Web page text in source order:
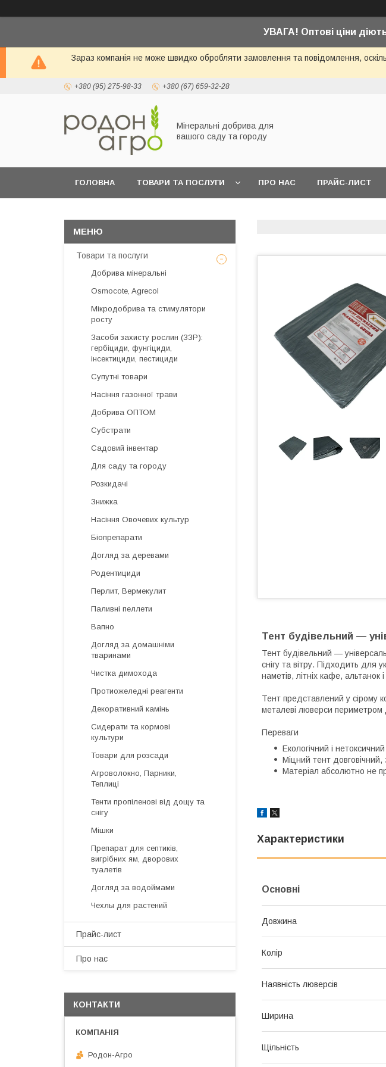
УВАГА! Оптові ціни
Зараз компанія не може швидко обробляти замовлення та повідомлення,
+380 (95) 275-98-33 +380 (67) 659-32-28
Мінеральні добрива для
вашого саду та городу
ГОЛОВНА ТОВАРИ ТА ПОСЛУГИ ПРО НАС ПРАЙС-ЛИСТ
Тент будівельний —
Тент будівельний —
снігу та вітру. Підходить для
наметів, літніх кафе, альтанок
Тент представлений у сірому
металеві люверси периметром
Переваги
Екологічний і
Міцний тент
Матеріал абсолютно не
Характеристики
Основні
Довжина
Колір
Наявність люверсів
Ширина
Щільність
Товари та послуги
Добрива мінеральні
Osmocote, Agrecol
Мікродобрива та стимулятори
росту
Засоби захисту рослин (ЗЗР):
гербіциди, фунгіциди,
інсектициди, пестициди
Супутні товари
Насіння газонної трави
Добрива ОПТОМ
Субстрати
Садовий інвентар
Для саду та городу
Розкидачі
Знижка
Насіння Овочевих культур
Біопрепарати
Догляд за деревами
Родентициди
Перлит, Вермекулит
Паливні пеллети
Вапно
Догляд за домашніми
тваринами
Чистка димохода
Протиожеледні реагенти
Декоративний камінь
Сидерати та кормові
культури
Товари для розсади
Агроволокно, Парники,
Теплиці
Тенти пропіленові від дощу та
снігу
Мішки
Препарат для септиків,
вигрібних ям, дворових
туалетів
Догляд за водоймами
Чехлы для растений
Прайс-лист
Про нас
КОНТАКТИ
Родон-Агро